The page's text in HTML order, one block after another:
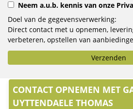
Neem a.u.b. kennis van onze
Doel van de gegevensverwerking:
Direct contact met u opnemen,
verbeteren, opstellen van
het door u geselecteerde bedrijf.
Verzenden
CONTACT OPNEMEN MET
UYTTENDAELE THOMAS